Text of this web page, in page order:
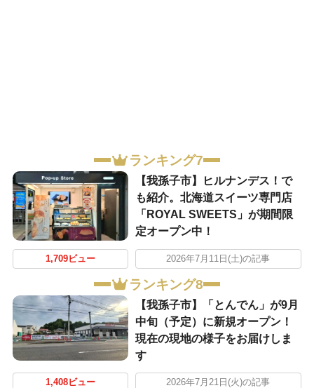
ランキング7
​【我孫子市】ヒルナンデス！で
も紹介。北海道スイーツ専門店
「ROYAL SWEETS」が期間限
定オープン中！
1,709ビュー 2026年7月11日(土)の記事
ランキング8
【我孫子市】「とんでん」が9月
中旬（予定）に新規オープン！
現在の現地の様子をお届けしま
す
1,408ビュー 2026年7月21日(火)の記事